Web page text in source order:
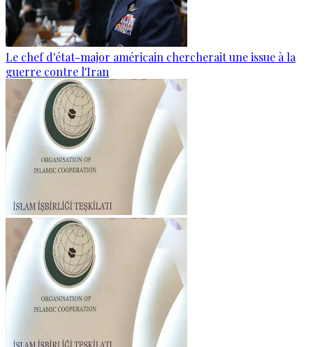
Le chef d'état-major américain chercherait une issue à la
guerre contre l'Iran